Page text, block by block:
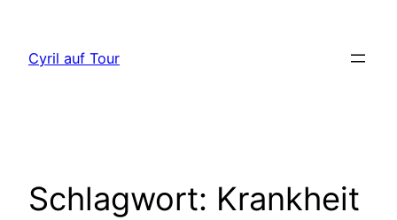
InhaltCyril auf Tour
Schlagwort: Krankheit